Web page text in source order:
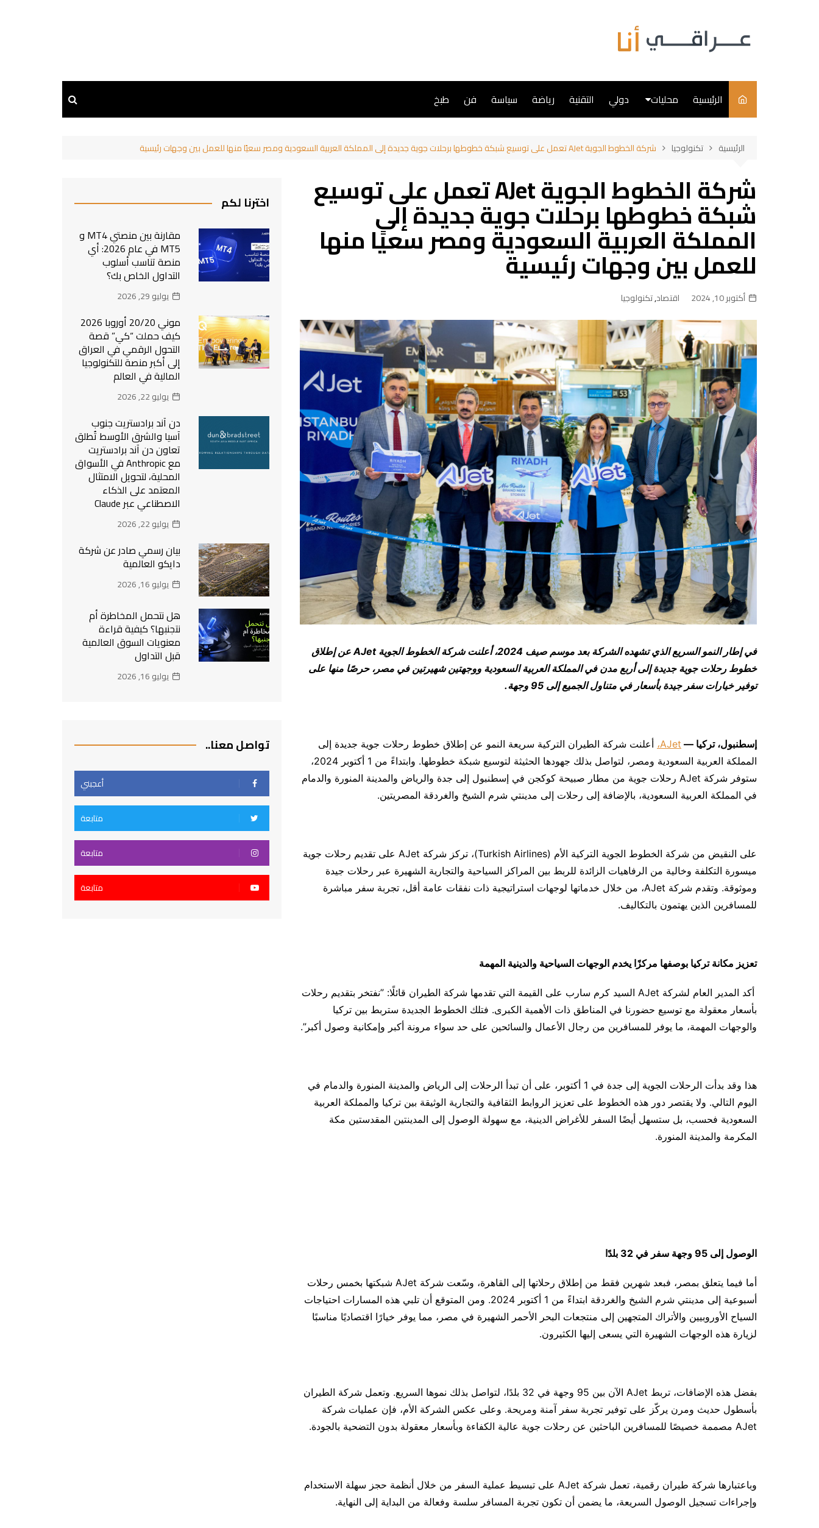
الرئيسية محليات
طبخ
دولي التقنية رياضة سياسة فن طبخ
الرئيسية تكنولوجيا شركة الخطوط الجوية AJet تعمل على توسيع شبكة خطوطها برحلات جوية جديدة إلى المملكة العربية السعودية ومصر سعيًا منها للعمل بين وجهات رئيسية
شركة الخطوط الجوية AJet تعمل على توسيع
شبكة خطوطها برحلات جوية جديدة إلى
المملكة العربية السعودية ومصر سعيًا منها
للعمل بين وجهات رئيسية
أكتوبر 10, 2024 اقتصاد,تكنولوجيا
في إطار النمو السريع الذي تشهده الشركة بعد موسم صيف 2024، أعلنت شركة الخطوط الجوية AJet عن إطلاق
خطوط رحلات جوية جديدة إلى أربع مدن في المملكة العربية السعودية ووجهتين شهيرتين في مصر، حرصًا منها على
توفير خيارات سفر جيدة بأسعار في متناول الجميع إلى 95 وجهة.
إسطنبول، تركيا — AJet، أعلنت شركة الطيران التركية سريعة النمو عن إطلاق خطوط رحلات جوية جديدة إلى
المملكة العربية السعودية ومصر، لتواصل بذلك جهودها الحثيثة لتوسيع شبكة خطوطها. وابتداءً من 1 أكتوبر 2024،
ستوفر شركة AJet رحلات جوية من مطار صبيحة كوكجن في إسطنبول إلى جدة والرياض والمدينة المنورة والدمام
في المملكة العربية السعودية، بالإضافة إلى رحلات إلى مدينتي شرم الشيخ والغردقة المصريتين.
على النقيض من شركة الخطوط الجوية التركية الأم (Turkish Airlines)، تركز شركة AJet على تقديم رحلات جوية
ميسورة التكلفة وخالية من الرفاهيات الزائدة للربط بين المراكز السياحية والتجارية الشهيرة عبر رحلات جيدة
وموثوقة. وتقدم شركة AJet، من خلال خدماتها لوجهات استراتيجية ذات نفقات عامة أقل، تجربة سفر مباشرة
للمسافرين الذين يهتمون بالتكاليف.
تعزيز مكانة تركيا بوصفها مركزًا يخدم الوجهات السياحية والدينية المهمة
أكد المدير العام لشركة AJet السيد كرم سارب على القيمة التي تقدمها شركة الطيران قائلًا: ”نفتخر بتقديم رحلات
بأسعار معقولة مع توسيع حضورنا في المناطق ذات الأهمية الكبرى. فتلك الخطوط الجديدة ستربط بين تركيا
والوجهات المهمة، ما يوفر للمسافرين من رجال الأعمال والسائحين على حد سواء مرونة أكبر وإمكانية وصول أكبر”.
هذا وقد بدأت الرحلات الجوية إلى جدة في 1 أكتوبر، على أن تبدأ الرحلات إلى الرياض والمدينة المنورة والدمام في
اليوم التالي. ولا يقتصر دور هذه الخطوط على تعزيز الروابط الثقافية والتجارية الوثيقة بين تركيا والمملكة العربية
السعودية فحسب، بل ستسهل أيضًا السفر للأغراض الدينية، مع سهولة الوصول إلى المدينتين المقدستين مكة
المكرمة والمدينة المنورة.
الوصول إلى 95 وجهة سفر في 32 بلدًا
أما فيما يتعلق بمصر، فبعد شهرين فقط من إطلاق رحلاتها إلى القاهرة، وسّعت شركة AJet شبكتها بخمس رحلات
أسبوعية إلى مدينتي شرم الشيخ والغردقة ابتداءً من 1 أكتوبر 2024. ومن المتوقع أن تلبي هذه المسارات احتياجات
السياح الأوروبيين والأتراك المتجهين إلى منتجعات البحر الأحمر الشهيرة في مصر، مما يوفر خيارًا اقتصاديًا مناسبًا
لزيارة هذه الوجهات الشهيرة التي يسعى إليها الكثيرون.
بفضل هذه الإضافات، تربط AJet الآن بين 95 وجهة في 32 بلدًا، لتواصل بذلك نموها السريع. وتعمل شركة الطيران
بأسطول حديث ومرن يركّز على توفير تجربة سفر آمنة ومريحة. وعلى عكس الشركة الأم، فإن عمليات شركة
AJet مصممة خصيصًا للمسافرين الباحثين عن رحلات جوية عالية الكفاءة وبأسعار معقولة بدون التضحية بالجودة.
وباعتبارها شركة طيران رقمية، تعمل شركة AJet على تبسيط عملية السفر من خلال أنظمة حجز سهلة الاستخدام
وإجراءات تسجيل الوصول السريعة، ما يضمن أن تكون تجربة المسافر سلسة وفعالة من البداية إلى النهاية.
اخترنا لكم
مقارنة بين منصتي MT4 و
MT5 في عام 2026: أي
منصة تناسب أسلوب
التداول الخاص بك؟
يوليو 29, 2026
موني 20/20 أوروبا 2026
كيف حملت “كي” قصة
التحول الرقمي في العراق
إلى أكبر منصة للتكنولوجيا
المالية في العالم
يوليو 22, 2026
دن آند برادستريت جنوب
آسيا والشرق الأوسط تُطلق
تعاون دن آند برادستريت
مع Anthropic في الأسواق
المحلية، لتحويل الامتثال
المعتمد على الذكاء
الاصطناعي عبر Claude
يوليو 22, 2026
بيان رسمي صادر عن شركة
دايكو العالمية
يوليو 16, 2026
هل نتحمل المخاطرة أم
نتجنبها؟ كيفية قراءة
معنويات السوق العالمية
قبل التداول
يوليو 16, 2026
تواصل معنا..
أعجبني
متابعة
متابعة
متابعة